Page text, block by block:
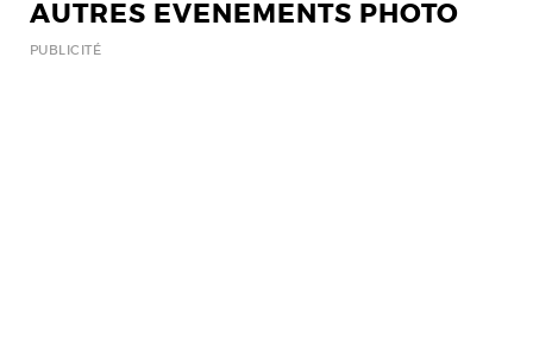
AUTRES EVENEMENTS PHOTO
PUBLICITÉ